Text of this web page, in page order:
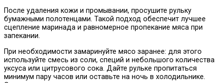
После удаления кожи и промывании, просушите рульку
бумажными полотенцами. Такой подход обеспечит лучшее
сцепление маринада и равномерное пропекание мяса при
запекании.
При необходимости замаринуйте мясо заранее: для этого
используйте смесь из соли, специй и небольшого количества
уксуса или цитрусового сока. Дайте рульке пропитаться
минимум пару часов или оставьте на ночь в холодильнике.